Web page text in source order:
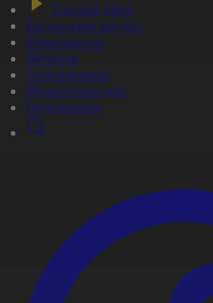
Тікелей эфир
Бағдарлама кестесі
Жаңалықтар
Жобалар
Телехикаялар
Мультсериалдар
Видеоархив